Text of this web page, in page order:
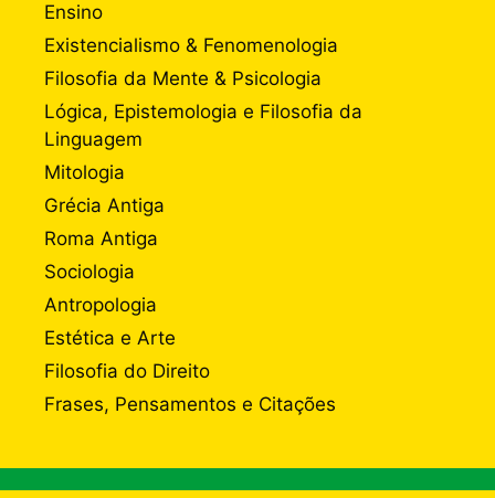
Ensino
Existencialismo & Fenomenologia
Filosofia da Mente & Psicologia
Lógica, Epistemologia e Filosofia da
Linguagem
Mitologia
Grécia Antiga
Roma Antiga
Sociologia
Antropologia
Estética e Arte
Filosofia do Direito
Frases, Pensamentos e Citações